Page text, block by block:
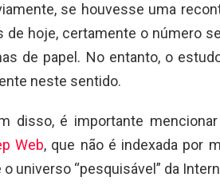
se houvesse uma
de hoje, certamente o número
de papel. No entanto, o
neste sentido.
disso, é importante
Web, que não é indexada por
o universo “pesquisável” da